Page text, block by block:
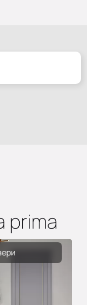
prima